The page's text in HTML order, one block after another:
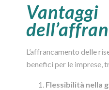
Vantaggi
L’affrancamento delle
benefici per le imprese,
Flessibilità nella